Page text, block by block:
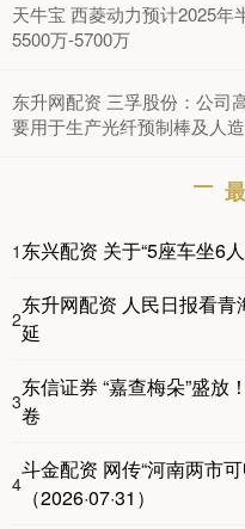
天牛宝 西菱动力预计2025年
5500万-5700万
东升网配资 三孚股份：公司
要用于生产光纤预制棒及人
1 东兴配资 关于“5座车坐6
2
东升网配资 人民日报看
延
3
东信证券 “嘉查梅朵”盛
卷
4
斗金配资 网传“河南两市
（2026·07·31）